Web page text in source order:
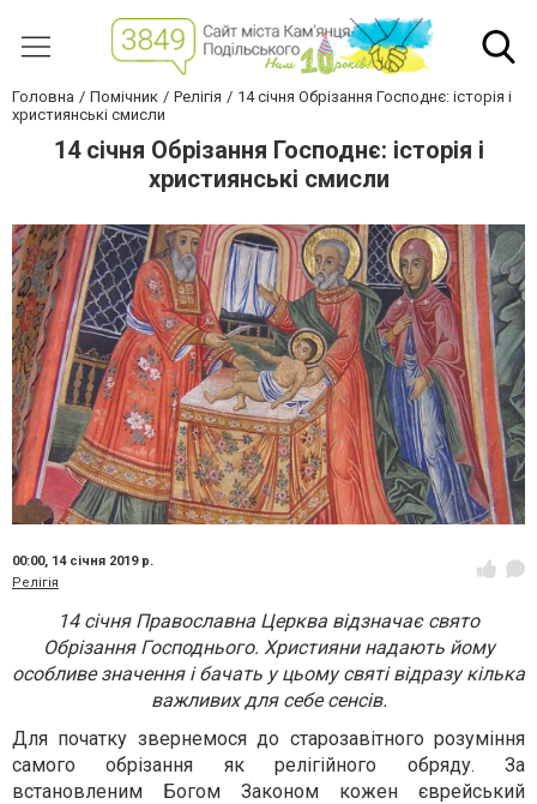
Головна Помічник Релігія
14 січня Обрізання Господнє: історія і
християнські смисли
14 січня Обрізання Господнє: історія і
християнські смисли
00:00, 14 січня 2019 р.
Релігія
14 січня Православна Церква відзначає свято
Обрізання Господнього. Християни надають йому
особливе значення і бачать у цьому святі відразу кілька
важливих для себе сенсів.
Для початку звернемося до старозавітного розуміння
самого обрізання як релігійного обряду. За
встановленим Богом Законом кожен єврейський